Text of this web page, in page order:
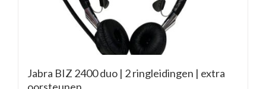
Jabra BIZ 2400 duo | 2 ringleidingen | extra